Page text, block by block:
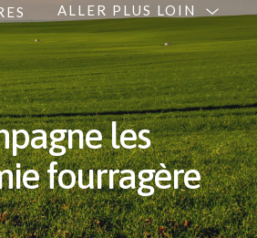
ALLER PLUS LOIN
les
fourragère